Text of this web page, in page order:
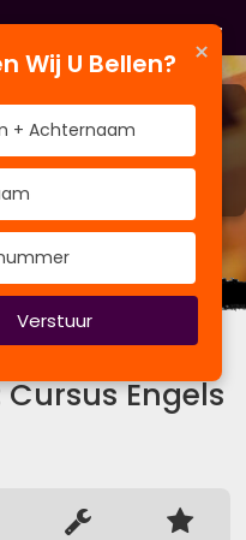
VOOR
van alle theorieën.
Engels
×
Wij U Bellen?
Verstuur